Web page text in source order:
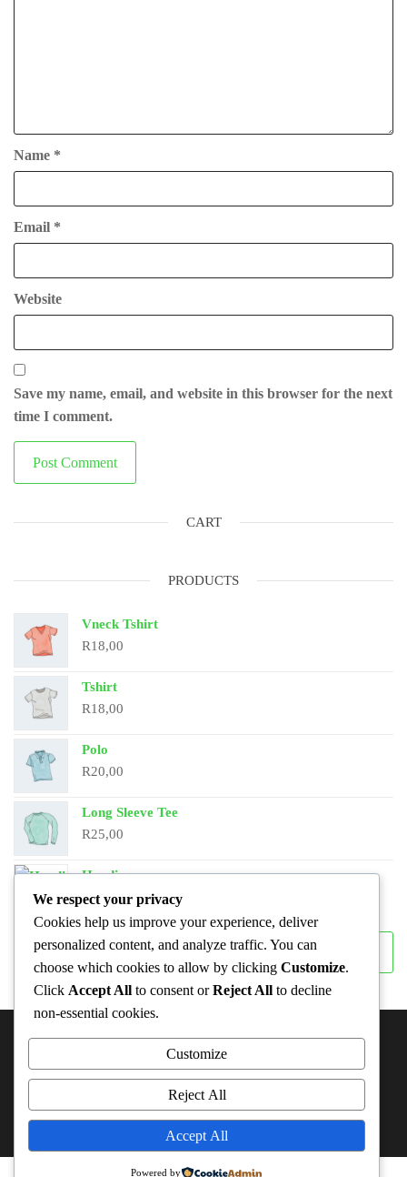
Name *
Email *
Website
Save my name, email, and website in this browser for the next
time I comment.
CART
PRODUCTS
Vneck Tshirt
R18,00
Tshirt
R18,00
Polo
R20,00
Long Sleeve Tee
R25,00
Hoodie
R45,00Original
price
was:
R45,00.
R 42,00Current
price
is:
R42,00.
Search
ABOUT THIS SITE
This may be a good place to introduce yourself and your
site or include some credits.
We respect your privacy
Cookies help us improve your experience, deliver
personalized content, and analyze traffic. You can
choose which cookies to allow by clicking Customize.
Click Accept All to consent orReject All to decline
non-essential cookies.
Customize
Reject All
Accept All
Powered by